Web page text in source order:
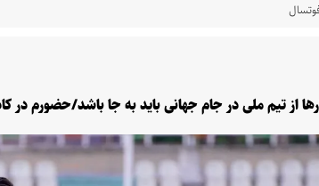
از تیم ملی در جام جهانی باید به جا باشد/حضورم در کادرفنی